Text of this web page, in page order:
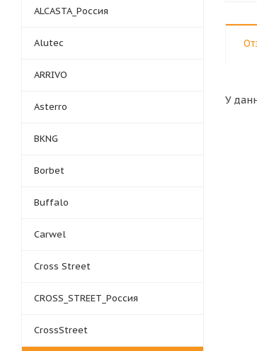
У
ALCASTA_Россия
Alutec
ARRIVO
Asterro
BKNG
Borbet
Buffalo
Carwel
Cross Street
CROSS_STREET_Россия
CrossStreet